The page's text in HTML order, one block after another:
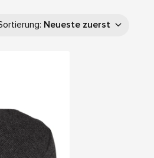
: Neueste zuerst